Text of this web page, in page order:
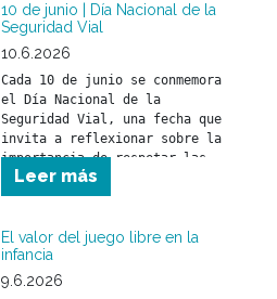
10 de junio | Día Nacional de la
Seguridad Vial
10.6.2026
Cada 10 de junio se conmemora
el Día Nacional de la
Seguridad Vial, una fecha que
invita a reflexionar sobre la
importancia de respetar las
normas de tránsito para
prevenir siniestros viales y
personas que circulan por la
vía pública.
Leer más
El valor del juego libre en la
infancia
9.6.2026